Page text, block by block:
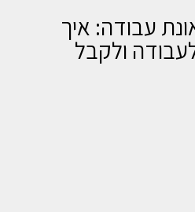
עבודה: איך
ולקבל